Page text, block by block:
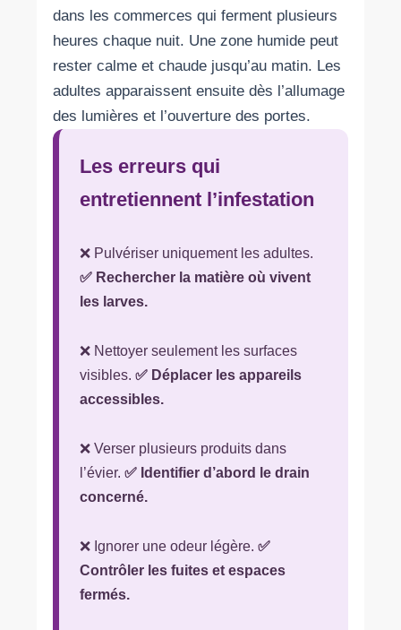
dans les commerces qui ferment plusieurs
heures chaque nuit. Une zone humide peut
rester calme et chaude jusqu’au matin. Les
adultes apparaissent ensuite dès l’allumage
des lumières et l’ouverture des portes.
Les erreurs qui
entretiennent l’infestation
❌ Pulvériser uniquement les adultes.
✅ Rechercher la matière où vivent
les larves.
❌ Nettoyer seulement les surfaces
visibles. ✅ Déplacer les appareils
accessibles.
❌ Verser plusieurs produits dans
l’évier. ✅ Identifier d’abord le drain
concerné.
❌ Ignorer une odeur légère. ✅
Contrôler les fuites et espaces
fermés.